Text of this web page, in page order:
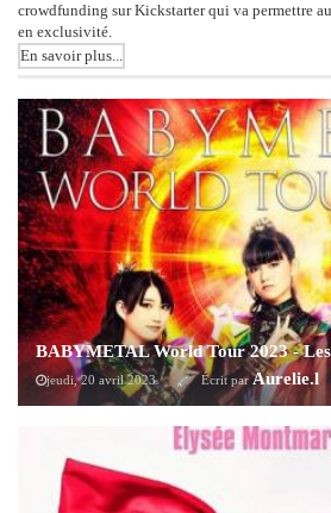
crowdfunding sur Kickstarter qui va permettre
en exclusivité.
En savoir plus...
BABYMETAL World Tour 2023 -
jeudi, 20 avril 2023 Écrit parAurelie.l
Babymetal sera de retour en France le 25
décembre à Paris dans le cadre de leur World